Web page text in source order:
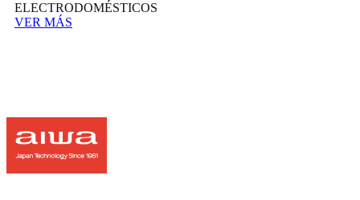
ELECTRODOMÉSTICOS
VER MÁS